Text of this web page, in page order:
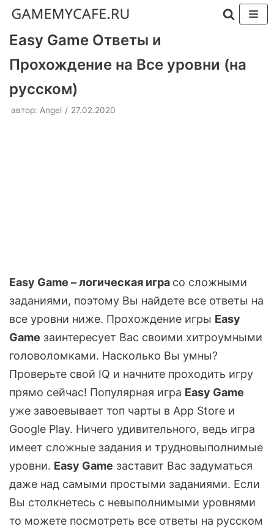
Перейти
содержимому
Easy Game Ответы и
Прохождение на Все уровни (на
русском)
автор: Angel 27.02.2020
Easy Game – логическая игра со сложными
заданиями, поэтому Вы найдете все ответы на
все уровни ниже. Прохождение игры Easy
Game заинтересует Вас своими хитроумными
головоломками. Насколько Вы умны?
Проверьте свой IQ и начните проходить игру
прямо сейчас! Популярная игра Easy Game
уже завоевывает топ чарты в App Store и
Google Play. Ничего удивительного, ведь игра
имеет сложные задания и трудновыполнимые
уровни. Easy Game заставит Вас задуматься
даже над самыми простыми заданиями. Если
Вы столкнетесь с невыполнимыми уровнями
то можете посмотреть все ответы на русском